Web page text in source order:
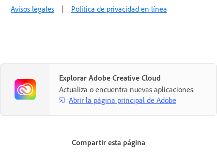
Avisos legales | Política de privacidad en línea
Explorar Adobe Creative Cloud
Actualiza o encuentra nuevas aplicaciones.
Abrir la página principal de Adobe
Compartir esta página